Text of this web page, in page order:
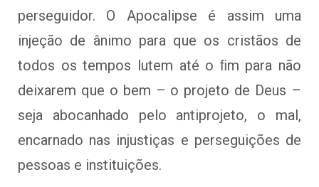
perseguidor. O Apocalipse é assim uma
injeção de ânimo para que os cristãos de
todos os tempos lutem até o ﬁm para não
deixarem que o bem – o projeto de Deus –
seja abocanhado pelo antiprojeto, o mal,
encarnado nas injustiças e perseguições de
pessoas e instituições.